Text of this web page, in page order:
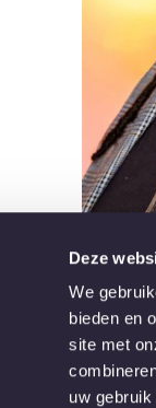
Deze
We
bieden en
site met
uw
LINKIT de
fijn om dat